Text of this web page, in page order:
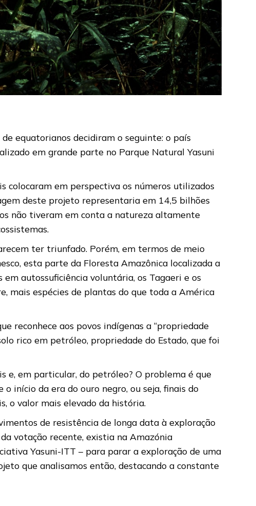
equatorianos decidiram o seguinte: o país
em grande parte no Parque Natural Yasuni
colocaram em perspectiva os números utilizados
deste projeto representaria em 14,5 bilhões
não tiveram em conta a natureza altamente
ter triunfado. Porém, em termos de meio
esta parte da Floresta Amazônica localizada a
autossuficiência voluntária, os Tagaeri e os
mais espécies de plantas do que toda a América
reconhece aos povos indígenas a “propriedade
rico em petróleo, propriedade do Estado, que foi
e, em particular, do petróleo? O problema é que
início da era do ouro negro, ou seja, finais do
o valor mais elevado da história.
de resistência de longa data à exploração
votação recente, existia na Amazónia
Yasuni-ITT – para parar a exploração de uma
que analisamos então, destacando a constante